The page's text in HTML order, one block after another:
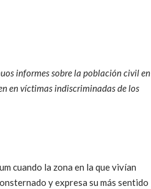
informes sobre la población civil en
en víctimas indiscriminadas de los
cuando la zona en la que vivían
y expresa su más sentido